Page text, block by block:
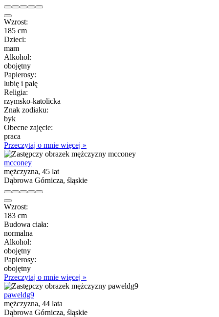
Wzrost:
185 cm
Dzieci:
mam
Alkohol:
obojętny
Papierosy:
lubię i palę
Religia:
rzymsko-katolicka
Znak zodiaku:
byk
Obecne zajęcie:
praca
Przeczytaj o mnie więcej »
mcconey
mężczyzna, 45 lat
Dąbrowa Górnicza, śląskie
Wzrost:
183 cm
Budowa ciała:
normalna
Alkohol:
obojętny
Papierosy:
obojętny
Przeczytaj o mnie więcej »
paweldg9
mężczyzna, 44 lata
Dąbrowa Górnicza, śląskie